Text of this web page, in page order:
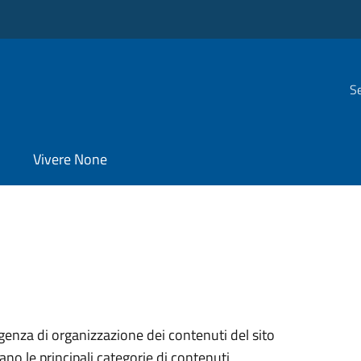
Vivere None
di organizzazione dei contenuti del sito